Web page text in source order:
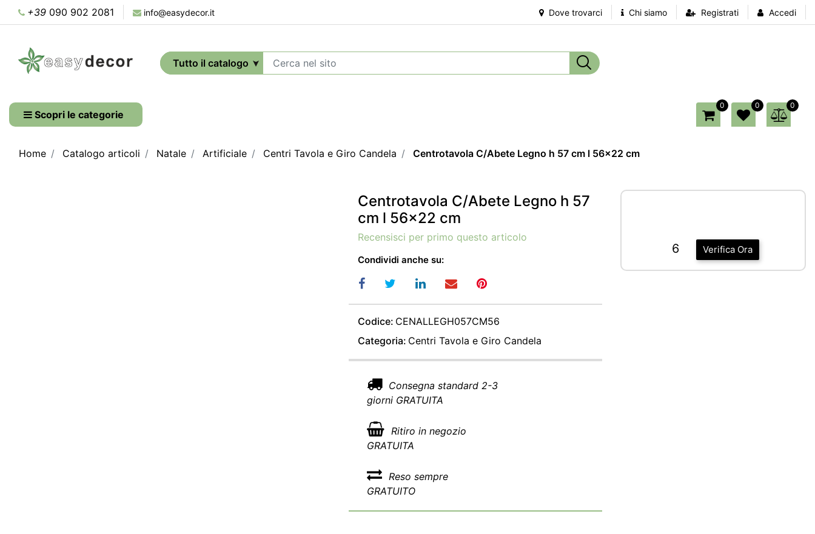
+39 090 902 2081 info@easydecor.it Dove trovarci Chi siamo Registrati Accedi
Scopri le categorie
0 0 0
Home Catalogo articoli Natale Artificiale Centri Tavola e Giro Candela Centrotavola C/Abete Legno h 57 cm l 56x22 cm
Centrotavola C/Abete Legno h 57
cm l 56x22 cm
Recensisci per primo questo articolo
Condividi anche su:
Codice: CENALLEGH057CM56
Categoria: Centri Tavola e Giro Candela
Consegna standard 2-3
giorni GRATUITA
Ritiro in negozio
GRATUITA
Reso sempre
GRATUITO
Verifica Ora
6